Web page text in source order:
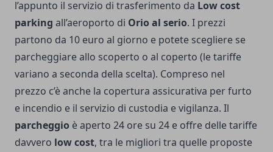
l’appunto il servizio di trasferimento da Low cost
parking all’aeroporto di Orio al serio. I prezzi
partono da 10 euro al giorno e potete scegliere se
parcheggiare allo scoperto o al coperto (le tariffe
variano a seconda della scelta). Compreso nel
prezzo c’è anche la copertura assicurativa per furto
e incendio e il servizio di custodia e vigilanza. Il
parcheggio è aperto 24 ore su 24 e offre delle tariffe
davvero low cost, tra le migliori tra quelle proposte